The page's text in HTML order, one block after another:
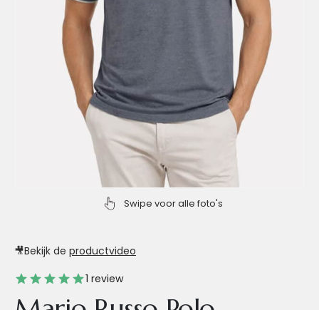
Swipe voor alle foto's
🎥Bekijk de productvideo
1 review